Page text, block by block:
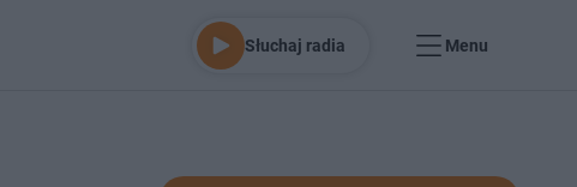
Słuchaj radia Menu